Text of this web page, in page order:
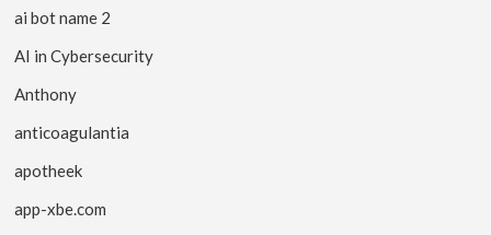
ai bot name 2
AI in Cybersecurity
Anthony
anticoagulantia
apotheek
app-xbe.com